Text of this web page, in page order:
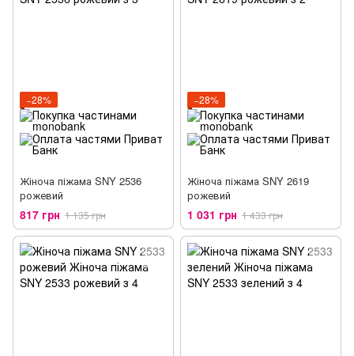
−28%
Жіноча піжама SNY 2536
рожевий
817 грн 1 135 грн
−28%
Жіноча піжама SNY 2619
рожевий
1 031 грн 1 433 грн